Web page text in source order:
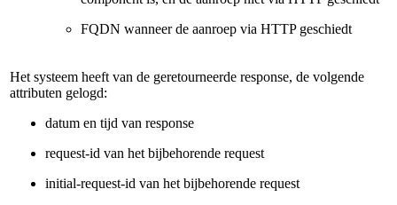
FQDN wanneer de aanroep via HTTP geschiedt
Het systeem heeft van de geretourneerde response, de volgende
attributen gelogd:
datum en tijd van response
request-id van het bijbehorende request
initial-request-id van het bijbehorende request